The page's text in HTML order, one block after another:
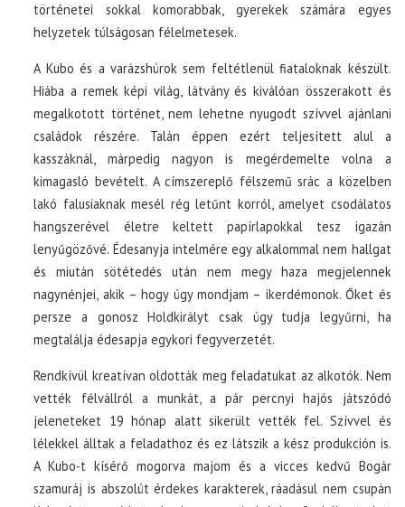
történetei sokkal komorabbak, gyerekek számára egyes
helyzetek túlságosan félelmetesek.
A Kubo és a varázshúrok sem feltétlenül fiataloknak készült.
Hiába a remek képi világ, látvány és kiválóan összerakott és
megalkotott történet, nem lehetne nyugodt szívvel ajánlani
családok részére. Talán éppen ezért teljesített alul a
kasszáknál, márpedig nagyon is megérdemelte volna a
kimagasló bevételt. A címszereplő félszemű srác a közelben
lakó falusiaknak mesél rég letűnt korról, amelyet csodálatos
hangszerével életre keltett papírlapokkal tesz igazán
lenyűgözővé. Édesanyja intelmére egy alkalommal nem hallgat
és miután sötétedés után nem megy haza megjelennek
nagynénjei, akik – hogy úgy mondjam – ikerdémonok. Őket és
persze a gonosz Holdkirályt csak úgy tudja legyűrni, ha
megtalálja édesapja egykori fegyverzetét.
Rendkívül kreatívan oldották meg feladatukat az alkotók. Nem
vették félvállról a munkát, a pár percnyi hajós játszódó
jeleneteket 19 hónap alatt sikerült vették fel. Szívvel és
lélekkel álltak a feladathoz és ez látszik a kész produkción is.
A Kubo-t kísérő mogorva majom és a vicces kedvű Bogár
szamuráj is abszolút érdekes karakterek, ráadásul nem csupán